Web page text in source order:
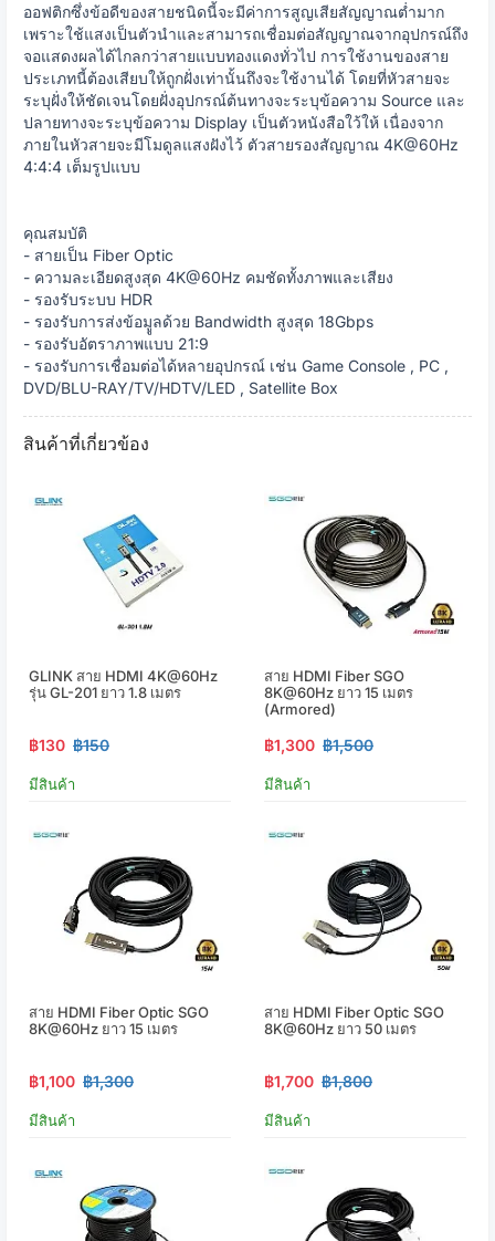
ออฟติกซึ่งข้อดีของสายชนิดนี้จะมีค่าการสูญเสียสัญญาณต่ำมาก
เพราะใช้แสงเป็นตัวนำและสามารถเชื่อมต่อสัญญาณจากอุปกรณ์ถึง
จอแสดงผลได้ไกลกว่าสายแบบทองแดงทั่วไป การใช้งานของสาย
ประเภทนี้ต้องเสียบให้ถูกฝั่งเท่านั้นถึงจะใช้งานได้ โดยที่หัวสายจะ
ระบุฝั่งให้ชัดเจนโดยฝั่งอุปกรณ์ต้นทางจะระบุข้อความ Source และ
ปลายทางจะระบุข้อความ Display เป็นตัวหนังสือใว้ให้ เนื่องจาก
ภายในหัวสายจะมีโมดูลแสงฝังไว้ ตัวสายรองสัญญาณ 4K@60Hz
4:4:4 เต็มรูปแบบ
คุณสมบัติ
- สายเป็น Fiber Optic
- ความละเอียดสูงสุด 4K@60Hz คมชัดทั้งภาพและเสียง
- รองรับระบบ HDR
- รองรับการส่งข้อมููลด้วย Bandwidth สูงสุด 18Gbps
- รองรับอัตราภาพแบบ 21:9
- รองรับการเชื่อมต่อได้หลายอุปกรณ์ เช่น Game Console , PC ,
DVD/BLU-RAY/TV/HDTV/LED , Satellite Box
สินค้าที่เกี่ยวข้อง
GLINK สาย HDMI 4K@60Hz
รุ่น GL-201 ยาว 1.8 เมตร
฿130 ฿150
มีสินค้า
สาย HDMI Fiber SGO
8K@60Hz ยาว 15 เมตร
(Armored)
฿1,300 ฿1,500
มีสินค้า
สาย HDMI Fiber Optic SGO
8K@60Hz ยาว 15 เมตร
฿1,100 ฿1,300
มีสินค้า
สาย HDMI Fiber Optic SGO
8K@60Hz ยาว 50 เมตร
฿1,700 ฿1,800
มีสินค้า